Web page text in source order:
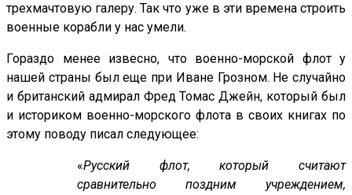
трехмачтовую галеру. Так что уже в эти времена строить
военные корабли у нас умели.
Гораздо менее извесно, что военно-морской флот у
нашей страны был еще при Иване Грозном. Не случайно
и британский адмирал Фред Томас Джейн, который был
и историком военно-морского флота в своих книгах по
этому поводу писал следующее:
«Русский флот, который считают
сравнительно поздним учреждением,